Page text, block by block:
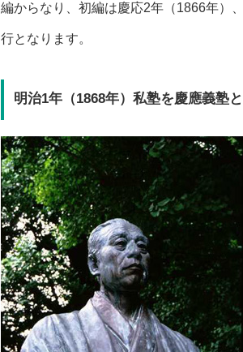
編からなり、初編は慶応2年（1866年）
行となります。
明治1年（1868年）私塾を慶應義塾